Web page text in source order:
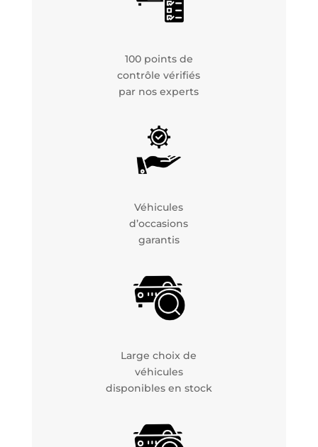
100 points de
contrôle vérifiés
par nos experts
Véhicules
d’occasions
garantis
Large choix de
véhicules
disponibles en stock